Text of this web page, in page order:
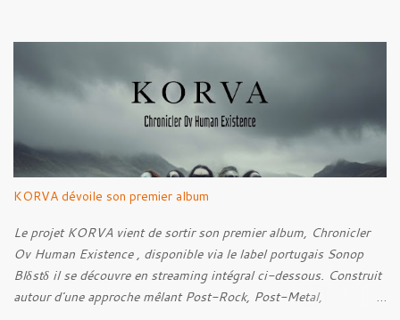
Sense Of Fear
KORVA dévoile son premier album
Le projet KORVA vient de sortir son premier album, Chronicler
Ov Human Existence , disponible via le label portugais Sonop
Blδstδ il se découvre en streaming intégral ci-dessous. Construit
autour d'une approche mêlant Post-Rock, Post-Metal,